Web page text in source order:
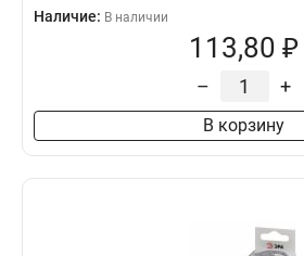
Наличие: В наличии
113,80 ₽
– +
В корзину